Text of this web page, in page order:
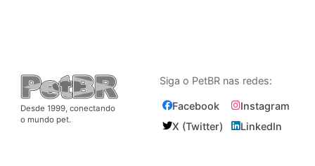
Desde 1999, conectando
o mundo pet.
Siga o PetBR nas redes:
Facebook
Instagram
X (Twitter)
LinkedIn